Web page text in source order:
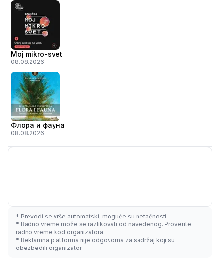
Moj mikro-svet
08.08.2026
Флора и фауна
08.08.2026
* Prevodi se vrše automatski, moguće su netačnosti
* Radno vreme može se razlikovati od navedenog. Proverite
radno vreme kod organizatora
* Reklamna platforma nije odgovorna za sadržaj koji su
obezbedili organizatori